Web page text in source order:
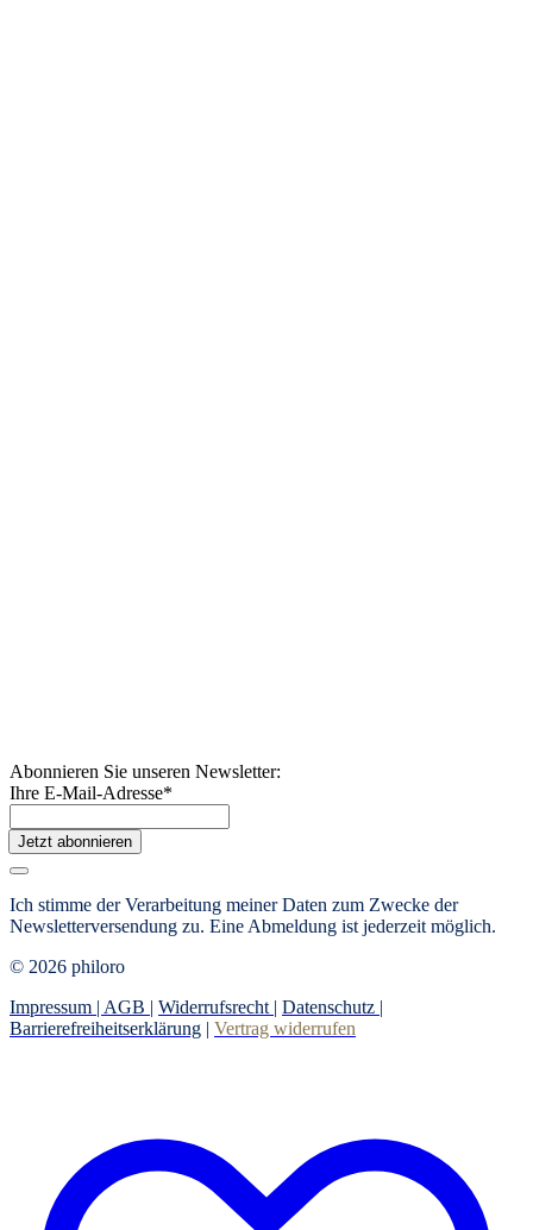
Abonnieren Sie unseren Newsletter:
Ihre E-Mail-Adresse*
Jetzt abonnieren
Ich stimme der Verarbeitung meiner Daten zum Zwecke der
Newsletterversendung zu. Eine Abmeldung ist jederzeit möglich.
© 2026 philoro
Impressum | AGB | Widerrufsrecht | Datenschutz |
Barrierefreiheitserklärung | Vertrag widerrufen